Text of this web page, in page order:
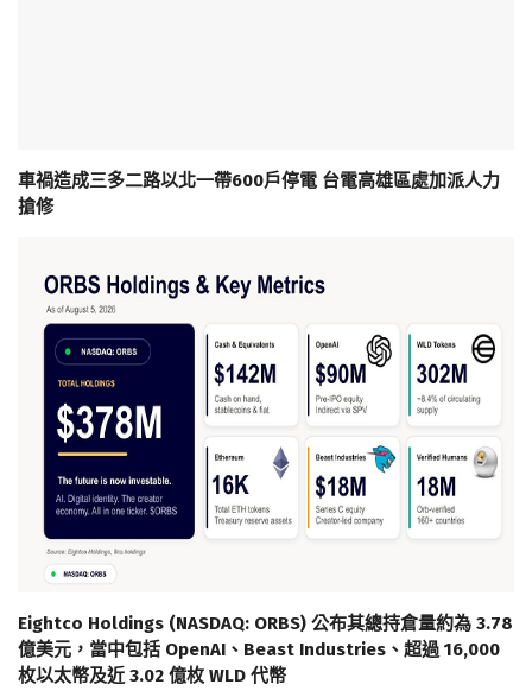
車禍造成三多二路以北一帶600戶停電 台電高雄區處加派人力
搶修
Eightco Holdings (NASDAQ: ORBS) 公布其總持倉量約為 3.78
億美元，當中包括 OpenAI、Beast Industries、超過 16,000
枚以太幣及近 3.02 億枚 WLD 代幣